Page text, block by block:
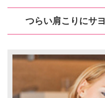
つらい肩こりにサ